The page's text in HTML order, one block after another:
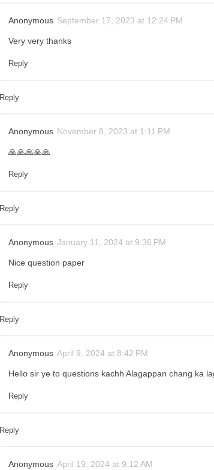
Anonymous September 17, 2023 at 12:24 PM
Very very thanks
Reply
Reply
Anonymous November 8, 2023 at 1:11 PM
🙏🙏🙏🙏🙏
Reply
Reply
Anonymous January 11, 2024 at 9:36 PM
Nice question paper
Reply
Reply
Anonymous April 9, 2024 at 8:42 PM
Hello sir ye to questions kachh Alagappan chang ka
Reply
Reply
Anonymous April 19, 2024 at 9:12 AM